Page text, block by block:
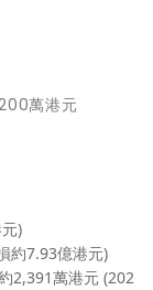
萬港元
)
約7.93億港元)
2,391萬港元 (202